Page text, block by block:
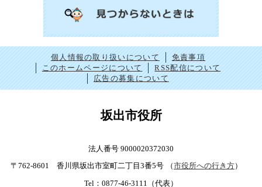
個人情報の取り扱いについて
免責事項
このホームページについて
RSS配信について
広告の募集について
坂出市役所
法人番号 9000020372030
〒762-8601 香川県坂出市室町二丁目3番5号
（市役所への行き方）
Tel：0877-46-3111（代表）